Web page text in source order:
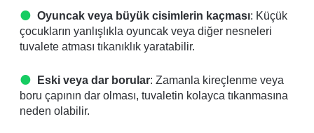
Oyuncak veya büyük cisimlerin kaçması: Küçük
çocukların yanlışlıkla oyuncak veya diğer nesneleri
tuvalete atması tıkanıklık yaratabilir.
Eski veya dar borular: Zamanla kireçlenme veya
boru çapının dar olması, tuvaletin kolayca tıkanmasına
neden olabilir.